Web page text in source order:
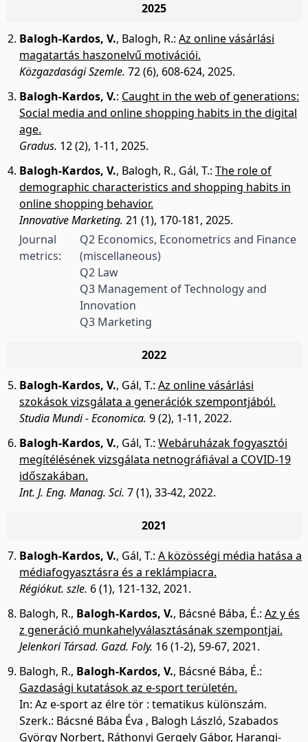
2025
Balogh-Kardos, V., Balogh, R.: Az online vásárlási
magatartás haszonelvű motivációi.
Közgazdasági Szemle. 72 (6), 608-624, 2025.
Balogh-Kardos, V.: Caught in the web of generations:
Social media and online shopping habits in the digital
age.
Gradus. 12 (2), 1-11, 2025.
Balogh-Kardos, V., Balogh, R., Gál, T.: The role of
demographic characteristics and shopping habits in
online shopping behavior.
Innovative Marketing. 21 (1), 170-181, 2025.
Journal
metrics:
Q2 Economics, Econometrics and Finance
(miscellaneous)
Q2 Law
Q3 Management of Technology and
Innovation
Q3 Marketing
2022
Balogh-Kardos, V., Gál, T.: Az online vásárlási
szokások vizsgálata a generációk szempontjából.
Studia Mundi - Economica. 9 (2), 1-11, 2022.
Balogh-Kardos, V., Gál, T.: Webáruházak fogyasztói
megítélésének vizsgálata netnográfiával a COVID-19
időszakában.
Int. J. Eng. Manag. Sci. 7 (1), 33-42, 2022.
2021
Balogh-Kardos, V., Gál, T.: A közösségi média hatása a
médiafogyasztásra és a reklámpiacra.
Régiókut. szle. 6 (1), 121-132, 2021.
Balogh, R., Balogh-Kardos, V., Bácsné Bába, É.: Az y és
z generáció munkahelyválasztásának szempontjai.
Jelenkori Társad. Gazd. Foly. 16 (1-2), 59-67, 2021.
Balogh, R., Balogh-Kardos, V., Bácsné Bába, É.:
Gazdasági kutatások az e-sport területén.
In: Az e-sport az élre tör : tematikus különszám.
Szerk.: Bácsné Bába Éva , Balogh László, Szabados
György Norbert, Ráthonyi Gergely Gábor, Harangi-